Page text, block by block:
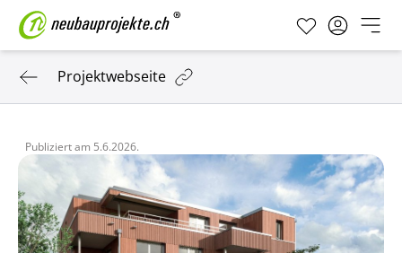
Projektwebseite
Publiziert am 5.6.2026.